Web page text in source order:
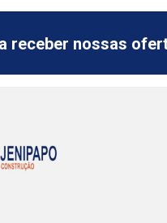
receber nossas